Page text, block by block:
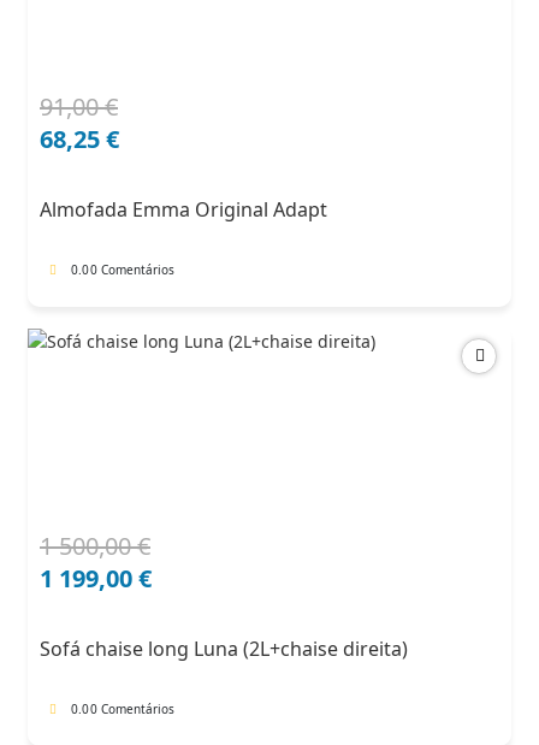
91,00€
O
preço
91,00 €.
68,25€
O
preço
68,25 €.
Almofada Emma Original Adapt
0.00 Comentários
1 500,00€
O
preço
1
1 199,00€
O
preço
1
Sofá chaise long Luna (2L+chaise direita)
0.00 Comentários